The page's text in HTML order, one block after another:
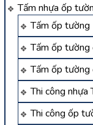
Tấm nhựa ốp
Tấm ốp tường
Tấm ốp tường
Tấm ốp tường
Thi công nhựa
Thi công ốp